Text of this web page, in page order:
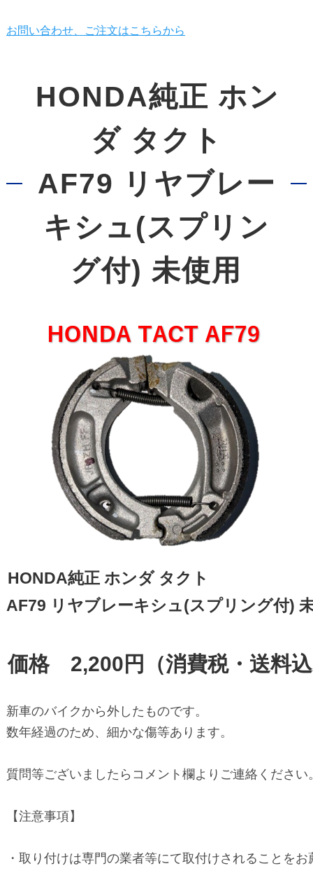
お問い合わせ、ご注文はこちらから
HONDA純正 ホン
ダ タクト
AF79 リヤブレー
キシュ(スプリン
グ付) 未使用
HONDA純正 ホンダ タクト
AF79 リヤブレーキシュ(スプリング付)
価格　2,200円（消費税・送料
新車のバイクから外したものです。
数年経過のため、細かな傷等あります。
質問等ございましたらコメント欄よりご連絡ください
【注意事項】
・取り付けは専門の業者等にて取付けされることを